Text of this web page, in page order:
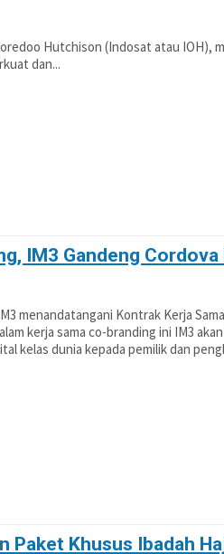
Hutchison (Indosat atau IOH),
dan...
IM3 Gandeng
menandatangani Kontrak Kerja
kerja sama co-branding ini IM3
kelas dunia kepada pemilik dan
Paket Khusus Ibadah